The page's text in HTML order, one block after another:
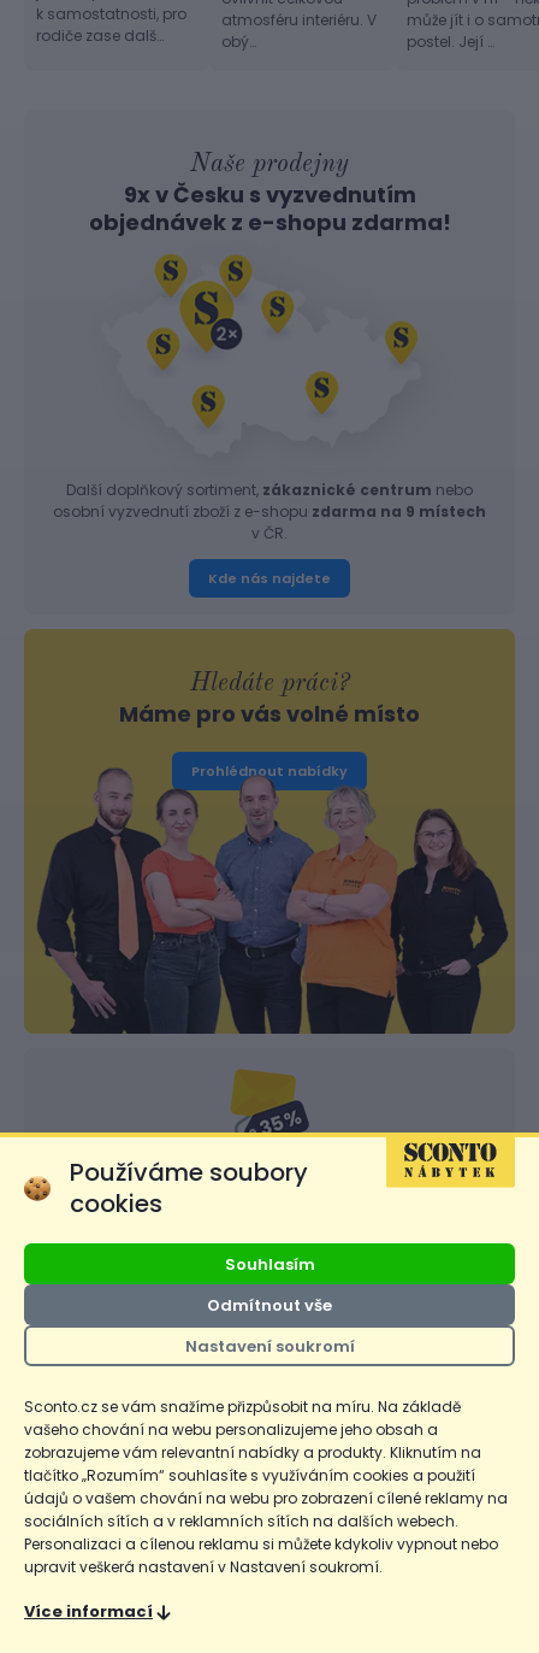
k samostatnosti, pro
rodiče zase dalš…
atmosféru interiéru. V
obý…
může jít i o
postel. Její …
Naše prodejny
9x v Česku s vyzvednutím
objednávek z e-shopu zdarma!
Další doplňkový sortiment, zákaznické centrum nebo
osobní vyzvednutí zboží z e-shopu zdarma na 9 místech
v ČR.
Kde nás najdete
Hledáte práci?
Máme pro vás volné místo
Prohlédnout nabídky
Newsletter
Sleva 35% na první nákup!
newsletteru!
Přihlásit
GDPR. Více se dozvíte v potvrzovacím e-mailu nebo nanašem
webu. Sleva se počítá z běžných cen a lze ji využít pouze u
zboží, pro které byla stanovena klubová SCONTO cena. Vztahuje
se pouze na nově uzavřené kupní smlouvy, pozdější uplatnění
slevy nebude akceptováno. Nevztahuje se na zboží v aktuálním
akčním letáku a označené jako výprodej nebo cenový hit. Slevy
nelze sčítat.
Používáme soubory
cookies
Souhlasím
Odmítnout vše
Nastavení soukromí
Sconto.cz se vám snažíme přizpůsobit na míru. Na základě
vašeho chování na webu personalizujeme jeho obsah a
zobrazujeme vám relevantní nabídky a produkty. Kliknutím na
tlačítko „Rozumím“ souhlasíte s využíváním cookies a použití
údajů o vašem chování na webu pro zobrazení cílené reklamy na
sociálních sítích a v reklamních sítích na dalších webech.
Personalizaci a cílenou reklamu si můžete kdykoliv vypnout nebo
upravit veškerá nastavení v Nastavení soukromí.
Více informací